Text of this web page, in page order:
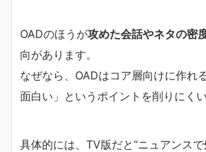
OADのほうが攻めた会話やネタの密
向があります。
なぜなら、OADはコア層向けに作れ
面白い」というポイントを削りにくい
具体的には、TV版だと“ニュアンス